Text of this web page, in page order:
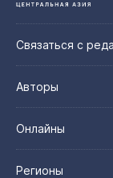
Связаться с
Авторы
Онлайны
Регионы